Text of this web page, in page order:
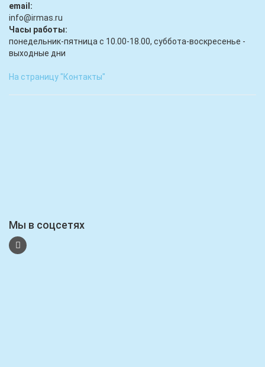
email:
infо@irmas.ru
Часы работы:
понедельник-пятница с 10.00-18.00, суббота-воскресенье -
выходные дни
На страницу "Контакты"
Мы в соцсетях